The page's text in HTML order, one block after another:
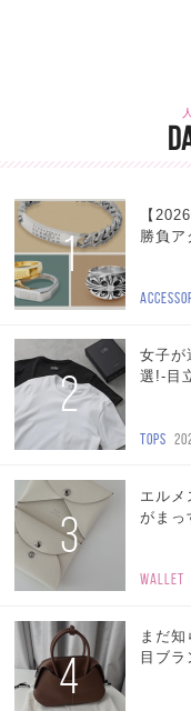
1
【
勝負ア
2
女子が
選!-目
TOPS
3
エルメ
がまっ
WALLET
4
まだ
目ブラ